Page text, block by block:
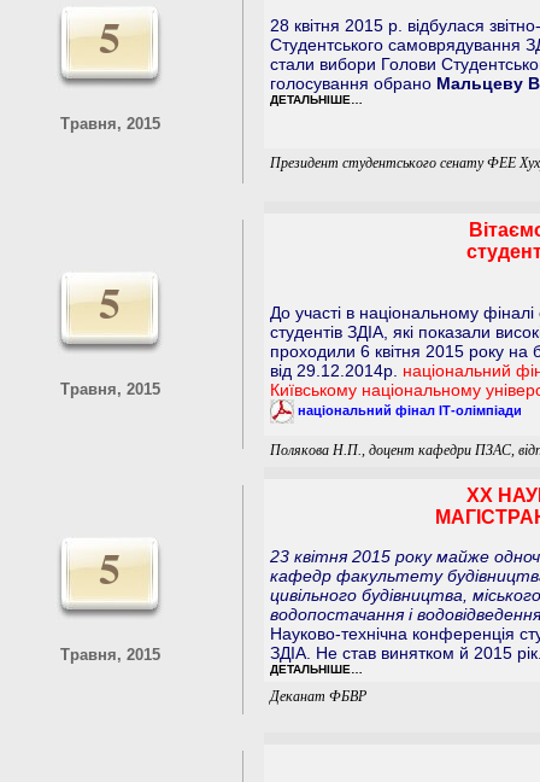
5
Травня, 2015
28 квітня 2015 р. відбулася
Студентського самоврядування
стали вибори Голови
голосування обрано Мальцеву
ДЕТАЛЬНІШЕ…
Президент студентського сенату ФЕЕ
5
Травня, 2015
До участі в національному
студентів ЗДІА, які показали
проходили 6 квітня 2015 року
від 29.12.2014р. національний
Київському національному
національний фінал ІТ-олімпіади
Полякова Н.П., доцент кафедри ПЗАС,
5
Травня, 2015
ХХ
23 квітня 2015 року майже
кафедр факультету
цивільного будівництва,
водопостачання і
Науково-технічна конференція
ЗДІА. Не став винятком й 2015
ДЕТАЛЬНІШЕ…
Деканат ФБВР